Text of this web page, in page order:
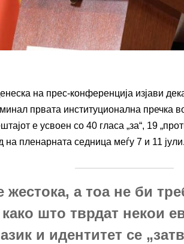
на прес-конференција изјави
првата институционална пречка
е усвоен со 40 гласа „за“, 19
на пленарната седница меѓу 7 и 11 јули.
а тоа не би
што тврдат некои
и идентитет се